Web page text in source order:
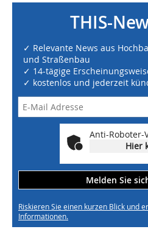
THIS-
✓ Relevante News aus
und Straßenbau
✓ 14-tägige
✓ kostenlos und jederzeit
Anti-Roboter-
Hier
Melden Sie
Riskieren Sie einen kurzen Blick und
Informationen.